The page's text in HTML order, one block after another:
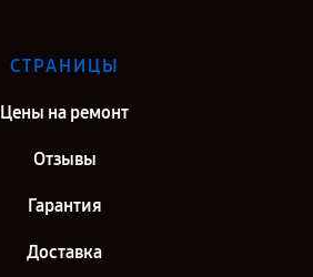
СТРАНИЦЫ
Цены на ремонт
Отзывы
Гарантия
Доставка